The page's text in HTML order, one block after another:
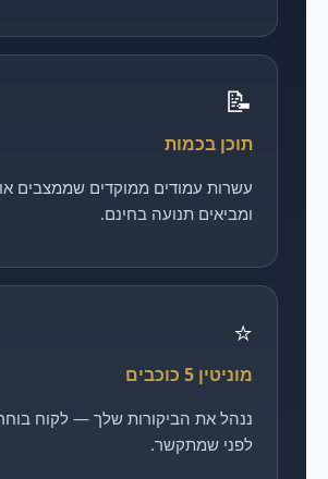
📝
תוכן בכמות
עשרות עמודים ממוקדים שממצבים
ומביאים תנועה בחינם.
⭐
מוניטין 5 כוכבים
ננהל את הביקורות שלך — לקוח
לפני שמתקשר.